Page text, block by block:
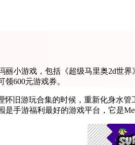
丽小游戏，包括《超级马里奥2d世
600元游戏券。
怀旧游玩合集的时候，重新化身水